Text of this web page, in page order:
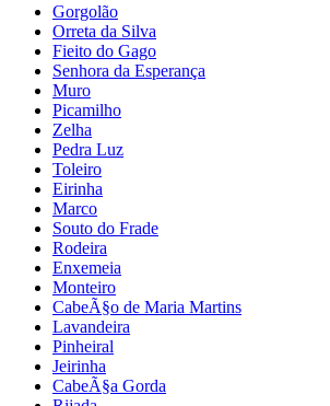
Gorgolão
Orreta da Silva
Fieito do Gago
Senhora da Esperança
Muro
Picamilho
Zelha
Pedra Luz
Toleiro
Eirinha
Marco
Souto do Frade
Rodeira
Enxemeia
Monteiro
CabeÃ§o de Maria Martins
Lavandeira
Pinheiral
Jeirinha
CabeÃ§a Gorda